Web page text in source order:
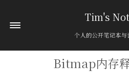
Tim's
个人的公开笔记本与
Bitmap内存